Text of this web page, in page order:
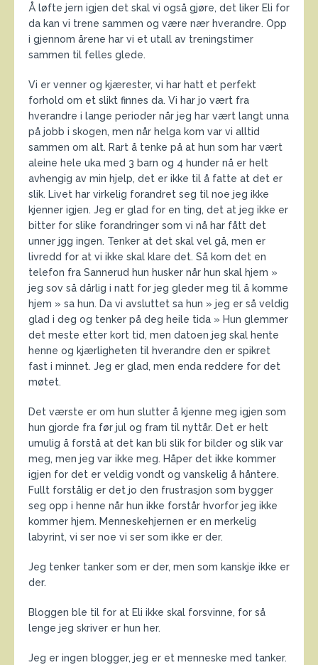
Å løfte jern igjen det skal vi også gjøre, det liker Eli for
da kan vi trene sammen og være nær hverandre. Opp
i gjennom årene har vi et utall av treningstimer
sammen til felles glede.
Vi er venner og kjærester, vi har hatt et perfekt
forhold om et slikt finnes da. Vi har jo vært fra
hverandre i lange perioder når jeg har vært langt unna
på jobb i skogen, men når helga kom var vi alltid
sammen om alt. Rart å tenke på at hun som har vært
aleine hele uka med 3 barn og 4 hunder nå er helt
avhengig av min hjelp, det er ikke til å fatte at det er
slik. Livet har virkelig forandret seg til noe jeg ikke
kjenner igjen. Jeg er glad for en ting, det at jeg ikke er
bitter for slike forandringer som vi nå har fått det
unner jgg ingen. Tenker at det skal vel gå, men er
livredd for at vi ikke skal klare det. Så kom det en
telefon fra Sannerud hun husker når hun skal hjem »
jeg sov så dårlig i natt for jeg gleder meg til å komme
hjem » sa hun. Da vi avsluttet sa hun » jeg er så veldig
glad i deg og tenker på deg heile tida » Hun glemmer
det meste etter kort tid, men datoen jeg skal hente
henne og kjærligheten til hverandre den er spikret
fast i minnet. Jeg er glad, men enda reddere for det
møtet.
Det værste er om hun slutter å kjenne meg igjen som
hun gjorde fra før jul og fram til nyttår. Det er helt
umulig å forstå at det kan bli slik for bilder og slik var
meg, men jeg var ikke meg. Håper det ikke kommer
igjen for det er veldig vondt og vanskelig å håntere.
Fullt forstålig er det jo den frustrasjon som bygger
seg opp i henne når hun ikke forstår hvorfor jeg ikke
kommer hjem. Menneskehjernen er en merkelig
labyrint, vi ser noe vi ser som ikke er der.
Jeg tenker tanker som er der, men som kanskje ikke er
der.
Bloggen ble til for at Eli ikke skal forsvinne, for så
lenge jeg skriver er hun her.
Jeg er ingen blogger, jeg er et menneske med tanker.